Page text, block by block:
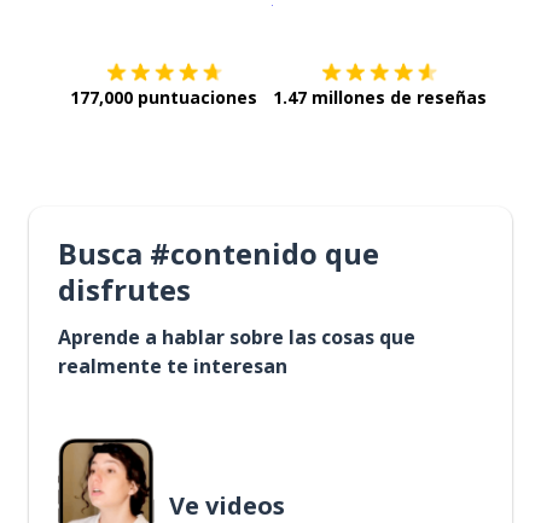
177,000 puntuaciones 1.47 millones de reseñas
Busca #contenido que
disfrutes
Aprende a hablar sobre las cosas que
realmente te interesan
Ve videos